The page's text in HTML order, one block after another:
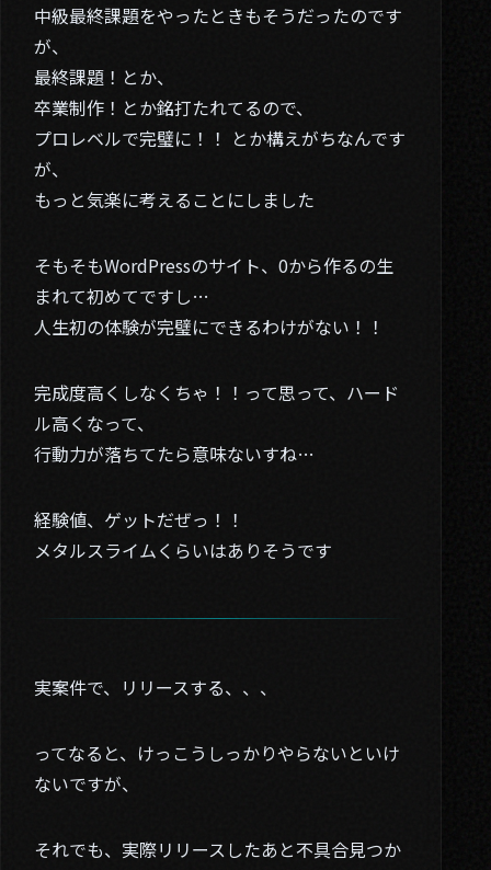
02. Works
中級最終課題をやったときもそうだったのです
が、
最終課題！とか、
卒業制作！とか銘打たれてるので、
プロレベルで完璧に！！ とか構えがちなんです
が、
もっと気楽に考えることにしました
そもそもWordPressのサイト、0から作るの生
まれて初めてですし…
人生初の体験が完璧にできるわけがない！！
完成度高くしなくちゃ！！って思って、ハード
ル高くなって、
行動力が落ちてたら意味ないすね…
経験値、ゲットだぜっ！！
メタルスライムくらいはありそうです
実案件で、リリースする、、、
ってなると、けっこうしっかりやらないといけ
ないですが、
それでも、実際リリースしたあと不具合見つか